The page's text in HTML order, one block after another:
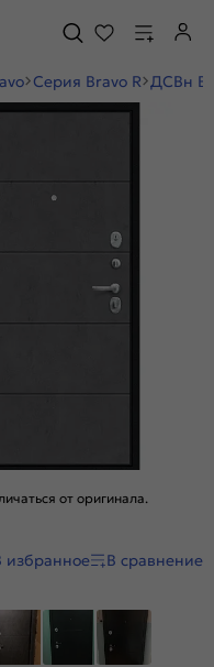
Серия Bravo R ДCВн
от оригинала.
избранное
В сравнение